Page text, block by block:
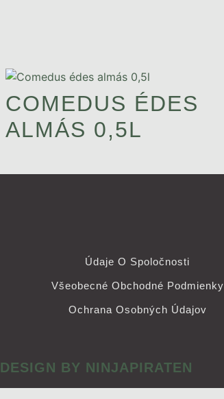
COMEDUS ÉDES
ALMÁS 0,5L
Údaje O Spoločnosti
Všeobecné Obchodné Podmienky
Ochrana Osobných Údajov
DESIGN BY NINJAPIRATEN